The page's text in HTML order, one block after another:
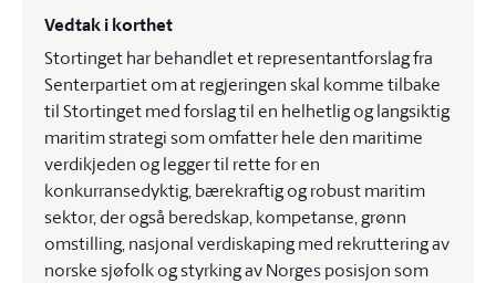
Vedtak i korthet
Stortinget har behandlet et representantforslag fra
Senterpartiet om at regjeringen skal komme tilbake
til Stortinget med forslag til en helhetlig og langsiktig
maritim strategi som omfatter hele den maritime
verdikjeden og legger til rette for en
konkurransedyktig, bærekraftig og robust maritim
sektor, der også beredskap, kompetanse, grønn
omstilling, nasjonal verdiskaping med rekruttering av
norske sjøfolk og styrking av Norges posisjon som